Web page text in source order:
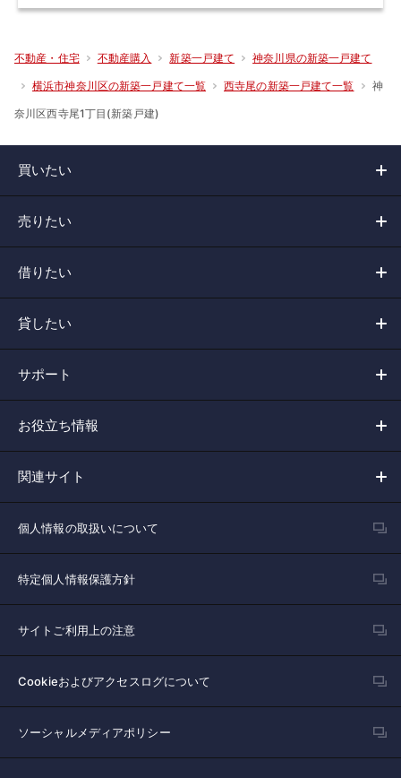
不動産・住宅 不動産購入 新築一戸建て 神奈川県の新築一戸建て
横浜市神奈川区の新築一戸建て一覧 西寺尾の新築一戸建て一覧 神
奈川区西寺尾1丁目(新築戸建)
買いたい
売りたい
借りたい
貸したい
サポート
お役立ち情報
関連サイト
個人情報の取扱いについて
特定個人情報保護方針
サイトご利用上の注意
Cookieおよびアクセスログについて
ソーシャルメディアポリシー